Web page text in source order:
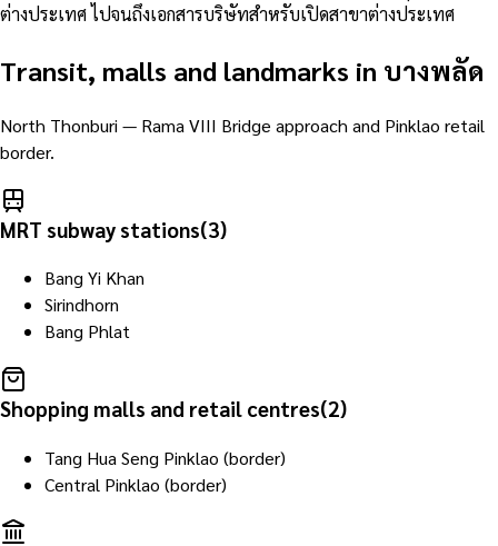
ต่างประเทศ ไปจนถึงเอกสารบริษัทสำหรับเปิดสาขาต่างประเทศ
Transit, malls and landmarks in บางพลัด
North Thonburi — Rama VIII Bridge approach and Pinklao retail
border.
MRT subway stations(3)
Bang Yi Khan
Sirindhorn
Bang Phlat
Shopping malls and retail centres(2)
Tang Hua Seng Pinklao (border)
Central Pinklao (border)